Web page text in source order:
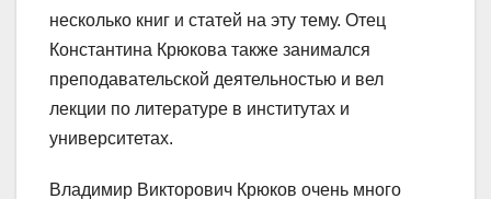
несколько книг и статей на эту тему. Отец
Константина Крюкова также занимался
преподавательской деятельностью и вел
лекции по литературе в институтах и
университетах.
Владимир Викторович Крюков очень много